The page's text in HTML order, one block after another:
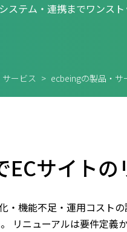
ステム・連携までワンス
ービス > ecbeingの製品・サ
サイトの
・機能不足・運用コスト
リニューアルは要件定義